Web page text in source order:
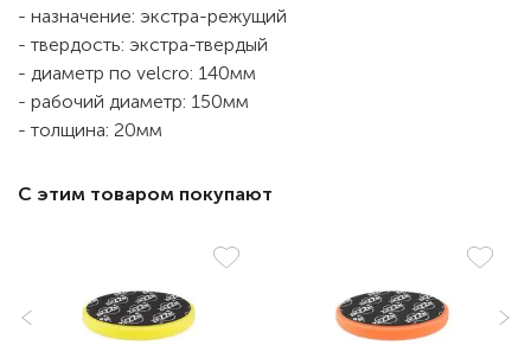
- назначение: экстра-режущий
- твердость: экстра-твердый
- диаметр по velcro: 140мм
- рабочий диаметр: 150мм
- толщина: 20мм
С этим товаром покупают